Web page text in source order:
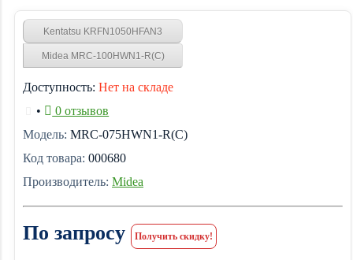
Kentatsu KRFN1050HFAN3
Midea MRC-100HWN1-R(C)
Доступность: Нет на складе
•
0 отзывов
Модель: MRC-075HWN1-R(C)
Код товара: 000680
Производитель: Midea
По запросу Получить скидку!